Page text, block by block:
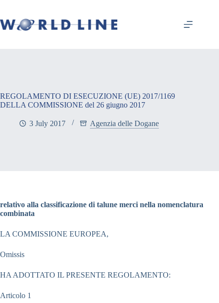
REGOLAMENTO DI ESECUZIONE (UE) 2017/1169
DELLA COMMISSIONE del 26 giugno 2017
3 July 2017 Agenzia delle Dogane
relativo alla classificazione di talune merci nella nomenclatura
combinata
LA COMMISSIONE EUROPEA,
Omissis
HA ADOTTATO IL PRESENTE REGOLAMENTO:
Articolo 1